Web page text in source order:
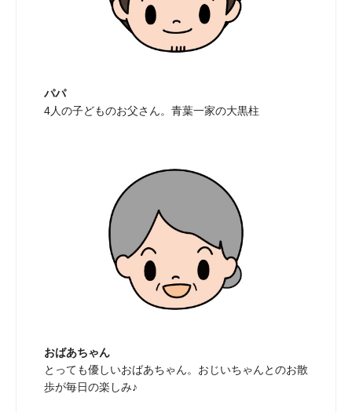
パパ
4人の子どものお父さん。青葉一家の大黒柱
おばあちゃん
とっても優しいおばあちゃん。おじいちゃんとのお散
歩が毎日の楽しみ♪